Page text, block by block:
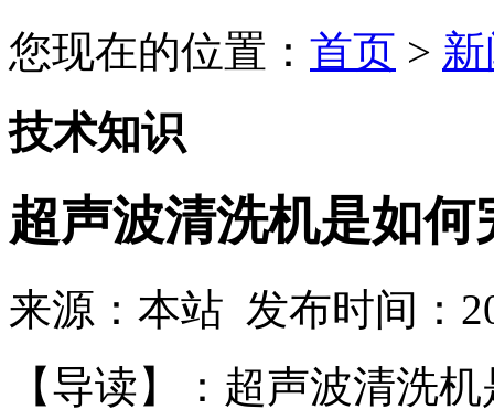
您现在的位置： 首页 >
技术知识
超声波清洗机是如
来源：本站 发布时间：
【导读】：超声波清洗